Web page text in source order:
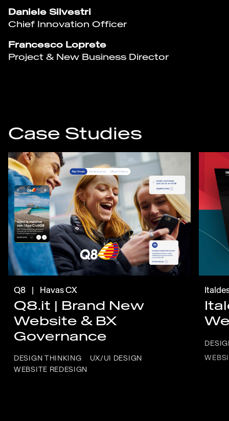
Daniele Silvestri
Chief Innovation Officer
Francesco Loprete
Project & New Business Director
Case Studies
Q8 | Havas CX
Q8.it | Brand New
Website & BX
Governance
DESIGN THINKING
UX/UI DESIGN
WEBSITE REDESIGN